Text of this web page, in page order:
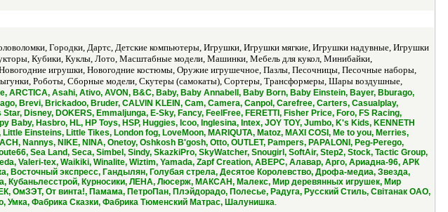
Городки, Дартс, Детские компьютеры, Игрушки, Игрушки мягкие, Игрушки надувные, Игрушки
Кубики, Куклы, Лото, Масштабные модели, Машинки, Мебель для кукол, Минибайки,
игрушки, Новогодние костюмы, Оружие игрушечное, Пазлы, Песочницы, Песочные наборы,
Роботы, Сборные модели, Скутеры (самокаты), Сортеры, Трансформеры, Шары воздушные,
ARCTICA, Asahi, Ativo, AVON, B&C, Baby, Baby Annabell, Baby Born, Baby Einstein, Bayer, Bburago,
Brevi, Brickadoo, Bruder, CALVIN KLEIN, Cam, Camera, Canpol, Carefree, Carters, Casualplay,
Disney, DOKERS, Emmaljunga, E-Sky, Fancy, FeelFree, FERETTI, Fisher Price, Foro, FS Racing,
Baby, Hasbro, HL, HP Toys, HSP, Huggies, Icoo, Inglesina, Intex, JOY TOY, Jumbo, K's Kids, KENNETH
Einsteins, Little Tikes, London fog, LoveMoon, MARIQUTA, Matoz, MAXI COSI, Me to you, Merries,
Nannys, NIKE, NINA, Onetoy, Oshkosh B'gosh, Otto, OUTLET, Pampers, PAPALONI, Peg-Perego,
Sea Land, Seca, Simbel, Sindy, SkazkiPro, SkyWatcher, Snougirl, SoftAir, Step2, Stock, Tactic Group,
Valeri-tex, Waikiki, Winalite, Wiztim, Yamada, Zapf Creation, АВЕРС, Алавар, Арго, Ариадна-96, АРК
экспресс, Гандылян, Голубая стрела, Десятое Королевство, Дрофа-медиа, Звезда,
Кубаньлесстрой, Курносики, ЛЕНА, Люсерж, МАКСАН, Малекс, Мир деревянных игрушек, Мир
От винта!, Памама, ПетроПан, Плэйдорадо, Полесье, Радуга, Русский Стиль, Свiтанак ОАО,
Умка, Фабрика Сказки, Фабрика Тюменский Матрас, Шалунишка.